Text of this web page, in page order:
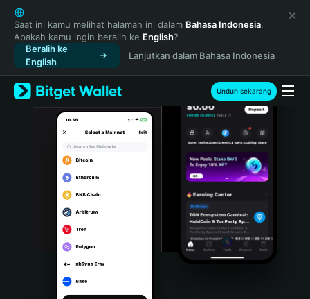
English
日本語
Tiếng Việt
Русский
Español (Latinoamérica)
Türkçe
Italiano
Português (Portugal)
Bahasa Indonesia
Português (Brasil)
Saat ini kamu melihat halaman ini dalam Bahasa Indonesia.
Apakah kamu ingin beralih ke English?
Beralih ke
English
Lanjutkan dalam Bahasa Indonesia
Unduh sekarang